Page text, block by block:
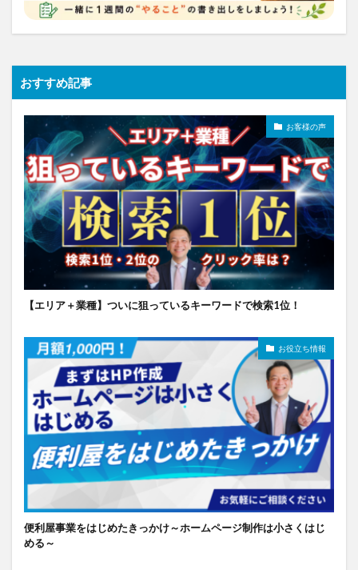
おすすめ記事
お客様の声
【エリア＋業種】ついに狙っているキーワードで検索1位！
お役立ち情報
便利屋事業をはじめたきっかけ～ホームページ制作は小さくはじ
める～